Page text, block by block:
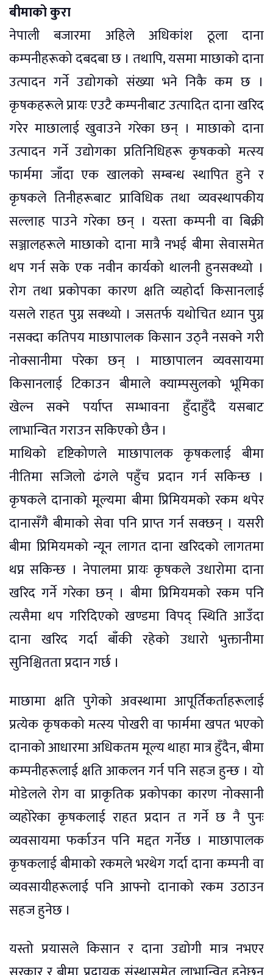
बीमाको कुरा
नेपाली बजारमा अहिले अधिकांश ठूला दाना
कम्पनीहरूको दबदबा छ । तथापि, यसमा माछाको दाना
उत्पादन गर्ने उद्योगको संख्या भने निकै कम छ ।
कृषकहरूले प्रायः एउटै कम्पनीबाट उत्पादित दाना खरिद
गरेर माछालाई खुवाउने गरेका छन् । माछाको दाना
उत्पादन गर्ने उद्योगका प्रतिनिधिहरू कृषकको मत्स्य
फार्ममा जाँदा एक खालको सम्बन्ध स्थापित हुने र
कृषकले तिनीहरूबाट प्राविधिक तथा व्यवस्थापकीय
सल्लाह पाउने गरेका छन् । यस्ता कम्पनी वा बिक्री
सञ्जालहरूले माछाको दाना मात्रै नभई बीमा सेवासमेत
थप गर्न सके एक नवीन कार्यको थालनी हुनसक्थ्यो ।
रोग तथा प्रकोपका कारण क्षति व्यहोर्दा किसानलाई
यसले राहत पुग्न सक्थ्यो । जसतर्फ यथोचित ध्यान पुग्न
नसक्दा कतिपय माछापालक किसान उठ्नै नसक्ने गरी
नोक्सानीमा परेका छन् । माछापालन व्यवसायमा
किसानलाई टिकाउन बीमाले क्याम्पसुलको भूमिका
खेल्न सक्ने पर्याप्त सम्भावना हुँदाहुँदै यसबाट
लाभान्वित गराउन सकिएको छैन ।
माथिको दृष्टिकोणले माछापालक कृषकलाई बीमा
नीतिमा सजिलो ढंगले पहुँच प्रदान गर्न सकिन्छ ।
कृषकले दानाको मूल्यमा बीमा प्रिमियमको रकम थपेर
दानासँगै बीमाको सेवा पनि प्राप्त गर्न सक्छन् । यसरी
बीमा प्रिमियमको न्यून लागत दाना खरिदको लागतमा
थप्न सकिन्छ । नेपालमा प्रायः कृषकले उधारोमा दाना
खरिद गर्ने गरेका छन् । बीमा प्रिमियमको रकम पनि
त्यसैमा थप गरिदिएको खण्डमा विपद् स्थिति आउँदा
दाना खरिद गर्दा बाँकी रहेको उधारो भुक्तानीमा
सुनिश्चितता प्रदान गर्छ ।
माछामा क्षति पुगेको अवस्थामा आपूर्तिकर्ताहरूलाई
प्रत्येक कृषकको मत्स्य पोखरी वा फार्ममा खपत भएको
दानाको आधारमा अधिकतम मूल्य थाहा मात्र हुँदैन, बीमा
कम्पनीहरूलाई क्षति आकलन गर्न पनि सहज हुन्छ । यो
मोडेलले रोग वा प्राकृतिक प्रकोपका कारण नोक्सानी
व्यहोरेका कृषकलाई राहत प्रदान त गर्ने छ नै पुनः
व्यवसायमा फर्काउन पनि मद्दत गर्नेछ । माछापालक
कृषकलाई बीमाको रकमले भरथेग गर्दा दाना कम्पनी वा
व्यवसायीहरूलाई पनि आफ्नो दानाको रकम उठाउन
सहज हुनेछ ।
यस्तो प्रयासले किसान र दाना उद्योगी मात्र नभएर